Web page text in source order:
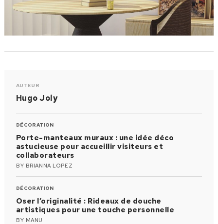
AUTEUR
Hugo Joly
DÉCORATION
Porte-manteaux muraux : une idée déco
astucieuse pour accueillir visiteurs et
collaborateurs
BY BRIANNA LOPEZ
DÉCORATION
Oser l’originalité : Rideaux de douche
artistiques pour une touche personnelle
BY MANU